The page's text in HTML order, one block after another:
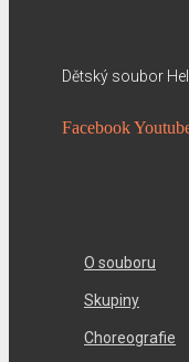
Dětský soubor
Facebook
O souboru
Skupiny
Choreografie